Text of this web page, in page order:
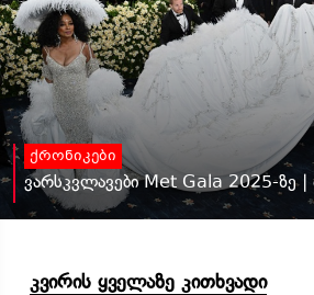
ქრონიკები
ვარსკვლავები Met Gala 2025-ზე
კვირის ყველაზე კითხვადი